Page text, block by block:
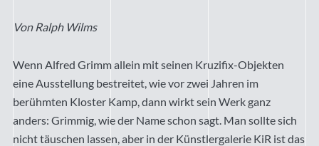
Von Ralph Wilms
Wenn Alfred Grimm allein mit seinen Kruzifix-Objekten
eine Ausstellung bestreitet, wie vor zwei Jahren im
berühmten Kloster Kamp, dann wirkt sein Werk ganz
anders: Grimmig, wie der Name schon sagt. Man sollte sich
nicht täuschen lassen, aber in der Künstlergalerie KiR ist das